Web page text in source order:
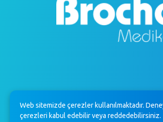
Web sitemizde çerezler kullanılmaktadır.
çerezleri kabul edebilir veya reddedebilirsiniz.